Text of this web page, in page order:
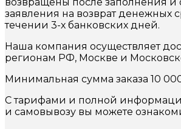
возвращены после заполнения и
заявления на возврат денежных
течении 3-х банковских дней.
Наша компания осуществляет
регионам РФ, Москве и
Минимальная сумма заказа 10
С тарифами и полной
и самовывозу вы можете